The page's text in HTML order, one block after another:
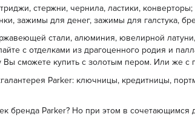
стержни, чернила, ластики, конверторы;
зажимы для денег, зажимы для галстука,
стали, алюминия, ювелирной
с отделками из драгоценного родия и
Вы сможете купить с золотым пером. Или же
Parker: ключницы, кредитницы,
бренда Parker? Но при этом в сочетающимся